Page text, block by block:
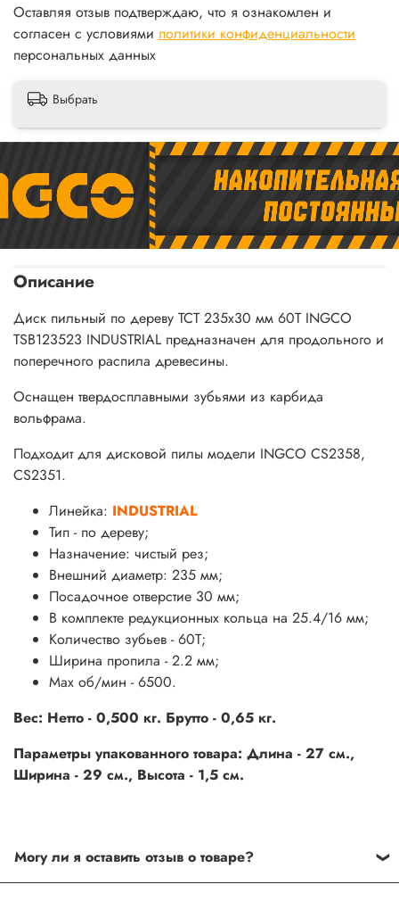
Оставляя отзыв подтверждаю, что я ознакомлен и
согласен с условиями политики конфиденциальности
персональных данных
Выбрать
Описание
Диск пильный по дереву TCT 235х30 мм 60Т INGCO
TSB123523 INDUSTRIAL предназначен для продольного и
поперечного распила древесины.
Оснащен твердосплавными зубьями из карбида
вольфрама.
Подходит для дисковой пилы модели INGCO CS2358,
CS2351.
Линейка: INDUSTRIAL
Тип - по дереву;
Назначение: чистый рез;
Внешний диаметр: 235 мм;
Посадочное отверстие 30 мм;
В комплекте редукционных кольца на 25.4/16 мм;
Количество зубьев - 60Т;
Ширина пропила - 2.2 мм;
Max об/мин - 6500.
Вес: Нетто - 0,500 кг. Брутто - 0,65 кг.
Параметры упакованного товара: Длина - 27 см.,
Ширина - 29 см., Высота - 1,5 см.
Могу ли я оставить отзыв о товаре?